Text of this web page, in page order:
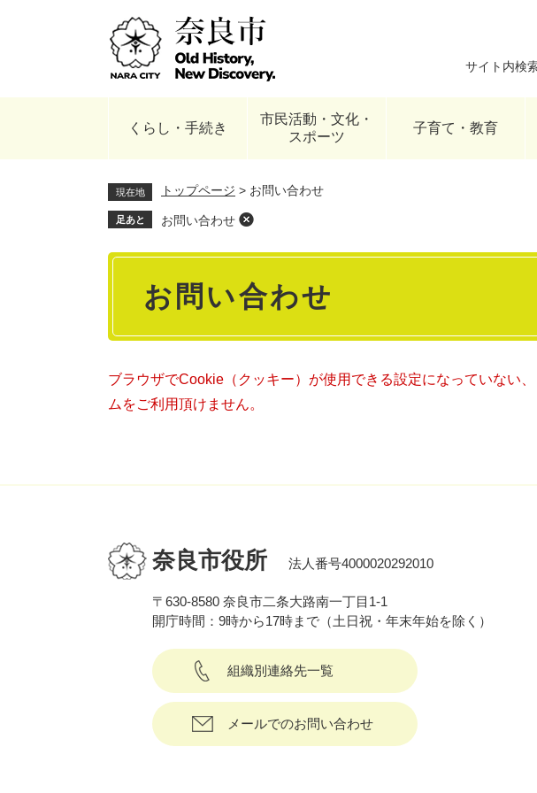
サイト内検
くらし・手続き
市民活動・文化・
スポーツ
子育て・教育
現在地 トップページ > お問い合わせ
足あと お問い合わせ
本
お問い合わせ
ブラウザでCookie（クッキー）が使用できる設定になっていない
ムをご利用頂けません。
奈良市役所 法人番号4000020292010
〒630-8580 奈良市二条大路南一丁目1-1
開庁時間：9時から17時まで（土日祝・年末年始を除く）
組織別連絡先一覧
メールでのお問い合わせ